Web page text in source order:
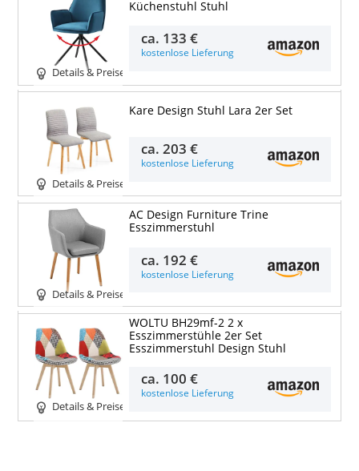
Details & Preise
Küchenstuhl Stuhl
ca. 133 €
kostenlose Lieferung
Details & Preise
Kare Design Stuhl Lara 2er Set
ca.203 €
kostenlose Lieferung
Details & Preise
AC Design Furniture Trine
Esszimmerstuhl
ca. 192 €
kostenlose Lieferung
Details & Preise
WOLTU BH29mf-2 2 x
Esszimmerstühle 2er Set
Esszimmerstuhl Design Stuhl
ca. 100 €
kostenlose Lieferung